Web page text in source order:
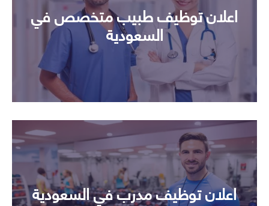
اعلان توظيف طبيب متخصص في
السعودية
اعلان توظيف مدرب في السعودية